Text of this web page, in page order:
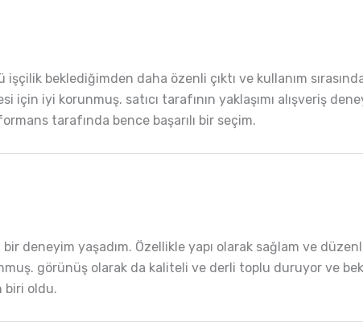
beklediğimden daha özenli çıktı ve kullanım
için iyi korunmuş. satıcı tarafının yaklaşımı alışveriş
tarafında bence başarılı bir seçim.
deneyim yaşadım. Özellikle yapı olarak sağlam ve
görünüş olarak da kaliteli ve derli toplu duruyor ve
biri oldu.